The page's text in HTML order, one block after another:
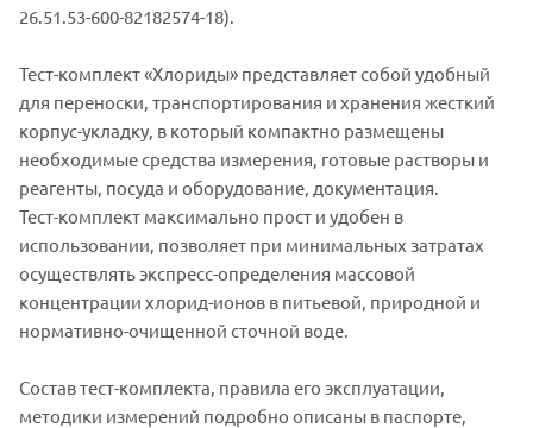
26.51.53-600-82182574-18).
Тест-комплект «Хлориды» представляет собой удобный
для переноски, транспортирования и хранения жесткий
корпус-укладку, в который компактно размещены
необходимые средства измерения, готовые растворы и
реагенты, посуда и оборудование, документация.
Тест-комплект максимально прост и удобен в
использовании, позволяет при минимальных затратах
осуществлять экспресс-определения массовой
концентрации хлорид-ионов в питьевой, природной и
нормативно-очищенной сточной воде.
Состав тест-комплекта, правила его эксплуатации,
методики измерений подробно описаны в паспорте,